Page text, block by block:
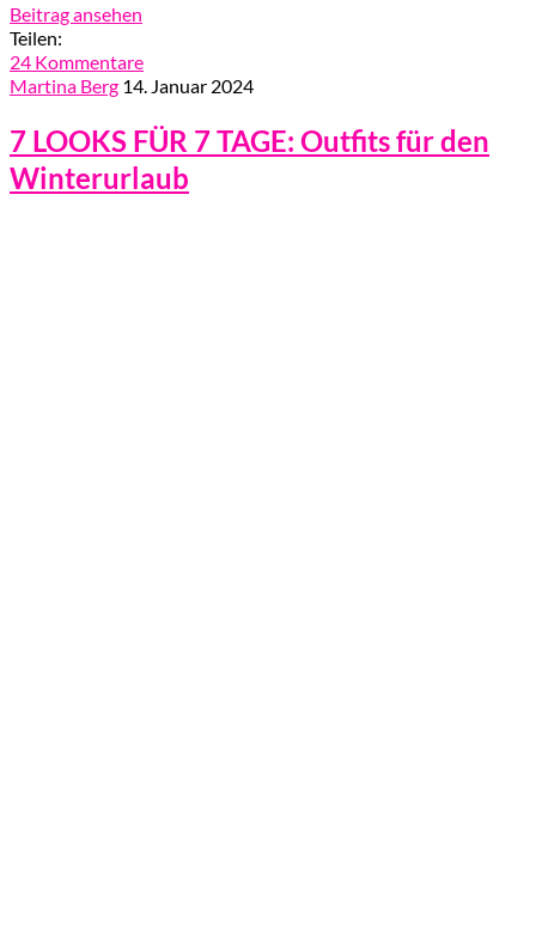
Beitrag ansehen
Teilen:
24 Kommentare
Martina Berg 14. Januar 2024
7 LOOKS FÜR 7 TAGE: Outfits für den
Winterurlaub